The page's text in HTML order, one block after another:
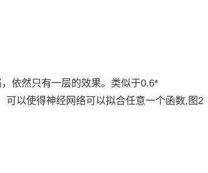
依然只有一层的效果。类似于0.6*
可以使得神经网络可以拟合任意一个函数,图2